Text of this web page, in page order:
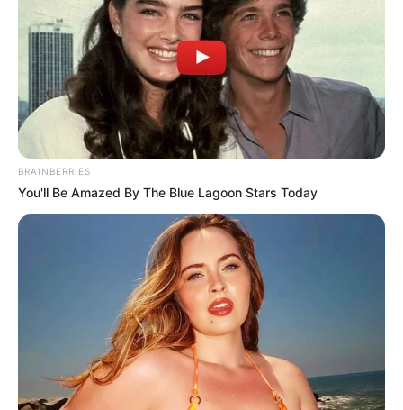
BRAINBERRIES
You'll Be Amazed By The Blue Lagoon Stars Today